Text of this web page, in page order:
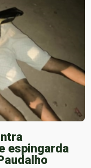
espingarda